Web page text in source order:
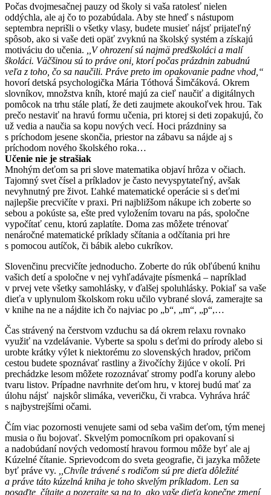
Počas dvojmesačnej pauzy od školy si vaša ratolesť nielen
oddýchla, ale aj čo to pozabúdala. Aby ste hneď s nástupom
septembra neprišli o všetky vlasy, budete musieť nájsť prijateľný
spôsob, ako si vaše deti opäť zvyknú na školský systém a získajú
motiváciu do učenia.
,,V ohrození sú najmä predškoláci a malí
školáci. Väčšinou sú to práve oni, ktorí počas prázdnin zabudnú
veľa z toho, čo sa naučili. Práve preto im opakovanie padne vhod,“
hovorí detská psychologička Mária Tóthová Šimčáková. Okrem
slovníkov, množstva kníh, ktoré majú za cieľ naučiť a digitálnych
pomôcok na trhu stále platí, že deti zaujmete akoukoľvek hrou. Tak
prečo nestaviť na hravú formu učenia, pri ktorej si deti zopakujú, čo
už vedia a naučia sa kopu nových vecí. Hoci prázdniny sa
s príchodom jesene skončia, priestor na zábavu sa nájde aj s
príchodom nového školského roka…
Učenie nie je strašiak
Mnohým deťom sa pri slove matematika objaví hrôza v očiach.
Tajomný svet čísel a príkladov je často nevyspytateľný, avšak
nevyhnutný pre život. Ľahké matematické operácie si s deťmi
najlepšie precvičíte v praxi. Pri najbližšom nákupe ich zoberte so
sebou a pokúste sa, ešte pred vyložením tovaru na pás, spoločne
vypočítať cenu, ktorú zaplatíte. Doma zas môžete trénovať
nenáročné matematické príklady sčítania a odčítania pri hre
s pomocou autíčok, či bábik alebo cukríkov.
Slovenčinu precvičíte jednoducho. Zoberte do rúk obľúbenú knihu
vašich detí a spoločne v nej vyhľadávajte písmenká – napríklad
v prvej vete všetky samohlásky, v ďalšej spoluhlásky. Pokiaľ sa vaše
dieťa v uplynulom školskom roku učilo vybrané slová, zamerajte sa
v knihe na ne a nájdite ich čo najviac po „b“, „m“, „p“,…
Čas strávený na čerstvom vzduchu sa dá okrem relaxu rovnako
využiť na vzdelávanie. Vyberte sa spolu s deťmi do prírody alebo si
urobte krátky výlet k niektorému zo slovenských hradov, pričom
cestou budete spoznávať rastliny a živočíchy žijúce v okolí. Pri
prechádzke lesom môžete rozoznávať stromy podľa koruny alebo
tvaru listov. Prípadne navrhnite deťom hru, v ktorej budú mať za
úlohu nájsť najskôr slimáka, veveričku, či vrabca. Vyhráva hráč
s najbystrejšími očami.
Čím viac pozornosti venujete sami od seba vašim deťom, tým menej
musia o ňu bojovať. Skvelým pomocníkom pri opakovaní si
a nadobúdaní nových vedomostí hravou formou môže byť ale aj
Kúzelné čítanie. Sprievodcom do sveta geografie, či jazyka môžete
byť práve vy.
,,Chvíle trávené s rodičom sú pre dieťa dôležité
a práve táto kúzelná kniha je toho skvelým príkladom. Len sa
posaďte, čítajte a pozerajte sa na to, ako vaše dieťa konečne zmení